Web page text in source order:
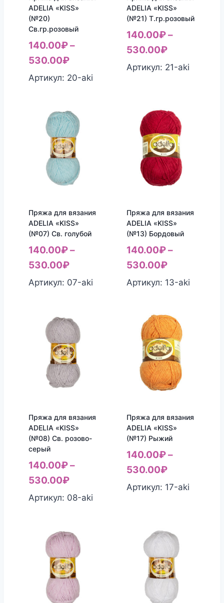
ADELIA «KISS»
(№20)
Св.гр.розовый
140.00₽–
530.00₽
Артикул: 20-aki
ADELIA «KISS»
(№21) Т.гр.розовый
140.00₽–
530.00₽
Артикул: 21-aki
Пряжа для вязания
ADELIA «KISS»
(№07) Св. голубой
140.00₽–
530.00₽
Артикул: 07-aki
Пряжа для вязания
ADELIA «KISS»
(№13) Бордовый
140.00₽–
530.00₽
Артикул: 13-aki
Пряжа для вязания
ADELIA «KISS»
(№08) Св. розово-
серый
140.00₽–
530.00₽
Артикул: 08-aki
Пряжа для вязания
ADELIA «KISS»
(№17) Рыжий
140.00₽–
530.00₽
Артикул: 17-aki